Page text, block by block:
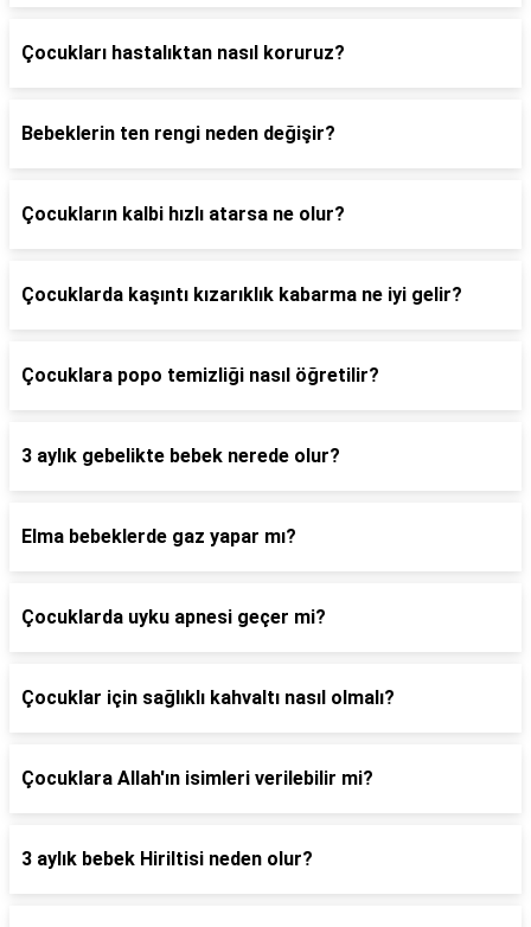
Çocukları hastalıktan nasıl koruruz?
Bebeklerin ten rengi neden değişir?
Çocukların kalbi hızlı atarsa ne olur?
Çocuklarda kaşıntı kızarıklık kabarma ne iyi gelir?
Çocuklara popo temizliği nasıl öğretilir?
3 aylık gebelikte bebek nerede olur?
Elma bebeklerde gaz yapar mı?
Çocuklarda uyku apnesi geçer mi?
Çocuklar için sağlıklı kahvaltı nasıl olmalı?
Çocuklara Allah'ın isimleri verilebilir mi?
3 aylık bebek Hiriltisi neden olur?